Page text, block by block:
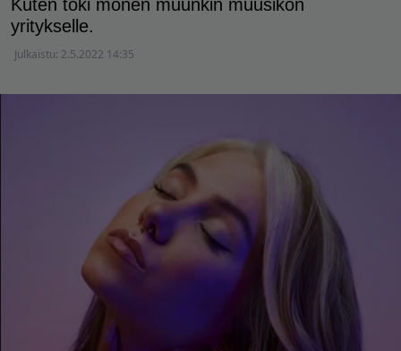
Kuten toki monen muunkin muusikon
yritykselle.
Julkaistu: 2.5.2022 14:35